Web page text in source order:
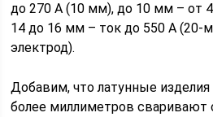
до 270 А (10 мм), до 10 мм – от
14 до 16 мм – ток до 550 А (20-
электрод).
Добавим, что латунные
более миллиметров сваривают